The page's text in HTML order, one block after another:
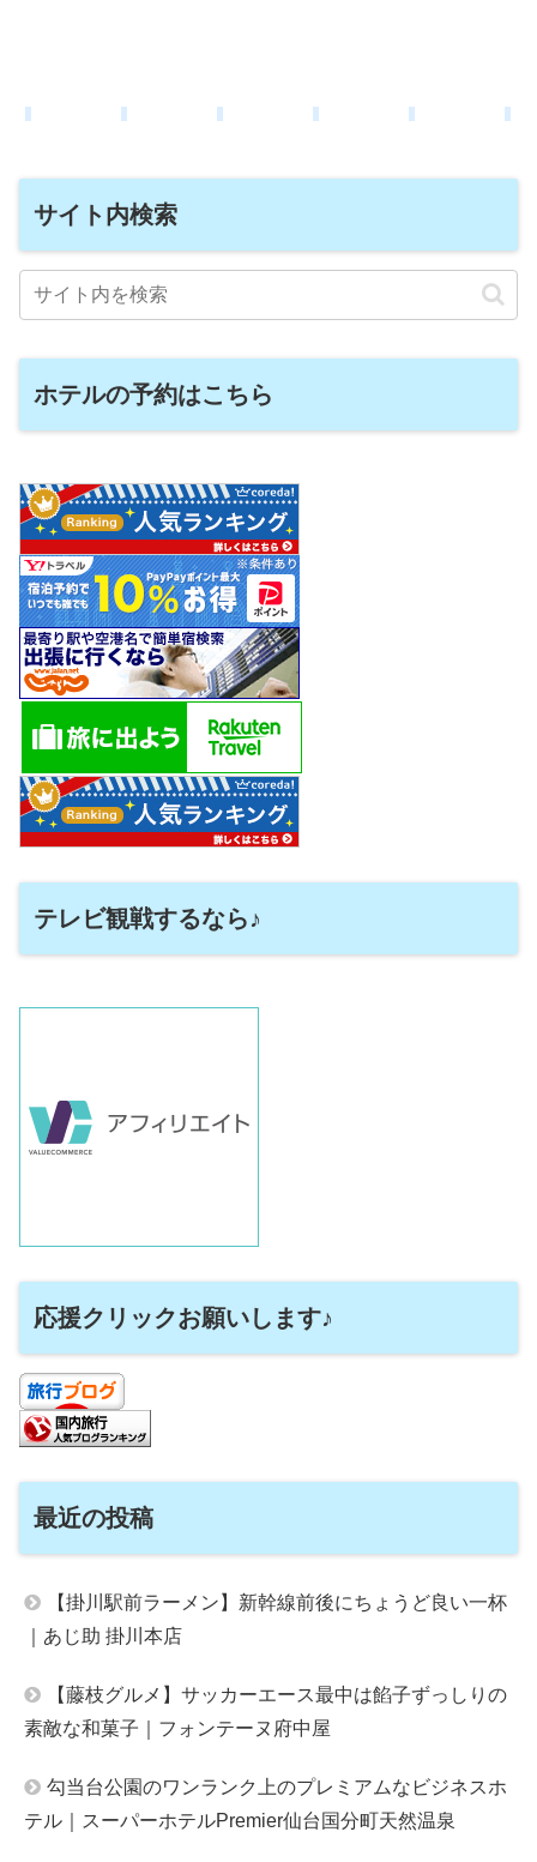
サイト内検索
ホテルの予約はこちら
テレビ観戦するなら♪
応援クリックお願いします♪
最近の投稿
【掛川駅前ラーメン】新幹線前後にちょうど良い一杯
｜あじ助 掛川本店
【藤枝グルメ】サッカーエース最中は餡子ずっしりの
素敵な和菓子｜フォンテーヌ府中屋
勾当台公園のワンランク上のプレミアムなビジネスホ
テル｜スーパーホテルPremier仙台国分町天然温泉